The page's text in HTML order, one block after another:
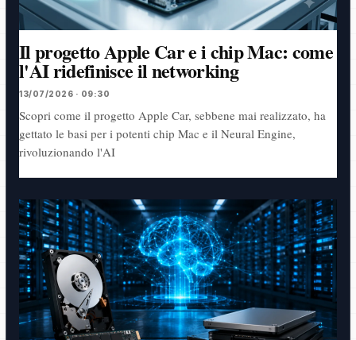
Il progetto Apple Car e i chip Mac: come
l'AI ridefinisce il networking
13/07/2026 · 09:30
Scopri come il progetto Apple Car, sebbene mai realizzato, ha
gettato le basi per i potenti chip Mac e il Neural Engine,
rivoluzionando l'AI